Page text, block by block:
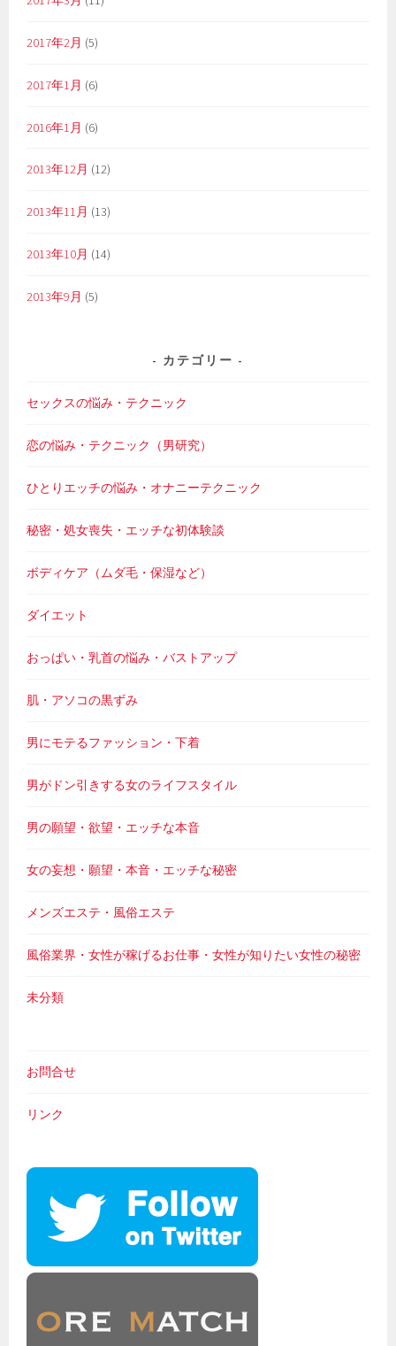
2017年2月 (5)
2017年1月 (6)
2016年1月 (6)
2013年12月 (12)
2013年11月 (13)
2013年10月 (14)
2013年9月 (5)
カテゴリー
セックスの悩み・テクニック
恋の悩み・テクニック（男研究）
ひとりエッチの悩み・オナニーテクニック
秘密・処女喪失・エッチな初体験談
ボディケア（ムダ毛・保湿など）
ダイエット
おっぱい・乳首の悩み・バストアップ
肌・アソコの黒ずみ
男にモテるファッション・下着
男がドン引きする女のライフスタイル
男の願望・欲望・エッチな本音
女の妄想・願望・本音・エッチな秘密
メンズエステ・風俗エステ
風俗業界・女性が稼げるお仕事・女性が知りたい女性の秘密
未分類
お問合せ
リンク